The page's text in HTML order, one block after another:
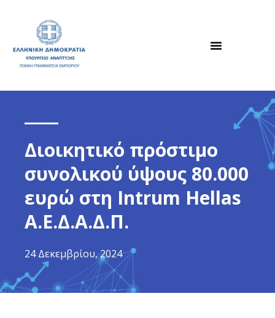
Διοικητικό πρόστιμο
συνολικού ύψους 80.000
ευρώ στη Intrum Hellas
A.E.Δ.Α.Δ.Π.
24 Δεκεμβρίου, 2024